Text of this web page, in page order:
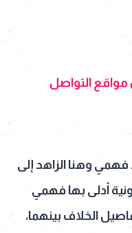
مواقع التواصل
وهنا الزاهد إلى
أدلى بها فهمي
الخلاف بينهما،